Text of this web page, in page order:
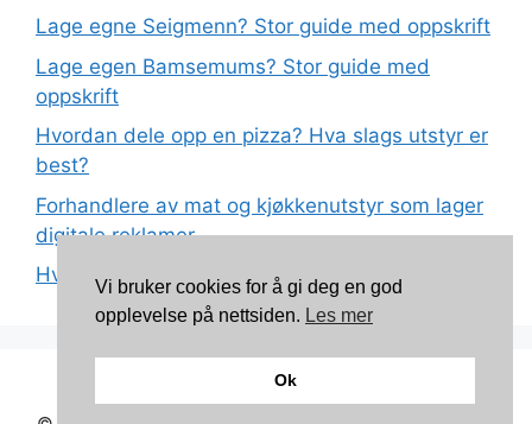
Lage egne Seigmenn? Stor guide med oppskrift
Lage egen Bamsemums? Stor guide med
oppskrift
Hvordan dele opp en pizza? Hva slags utstyr er
best?
Forhandlere av mat og kjøkkenutstyr som lager
digitale reklamer
Hva betyr det at plast har matkvalitet?
Kontakt: torunnbeategjerven@gmail.com
Vi bruker cookies for å gi deg en god
opplevelse på nettsiden. Les mer
Ok